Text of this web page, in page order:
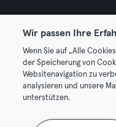
© 2026 Urban Sports
AGB Datenschutz
Vertrag hier kündigen
Wir passen Ihre
Wenn Sie auf „Alle
der Speicherung von
Websitenavigation zu
analysieren und unsere
unterstützen.